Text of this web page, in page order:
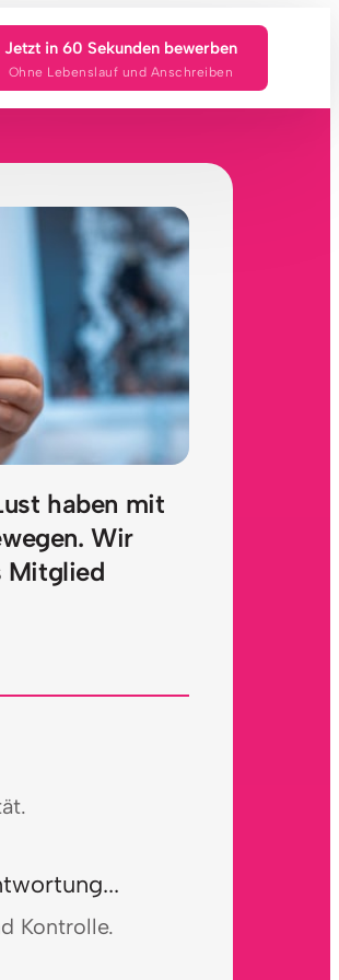
Jetzt in 60 Sekunden bewerben
Ohne Lebenslauf und Anschreiben
haben mit
Wir
Mitglied
Kontrolle.